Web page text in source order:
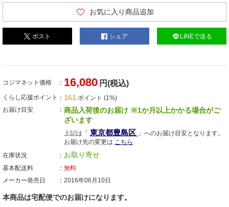
お気に入り商品追加
ポスト シェア LINEで送る
コジマネット価格 16,080 円(税込)
くらし応援ポイント 161 ポイント (1%)
お届け目安
商品入荷後のお届け ※1か月以上かかる場合がご
ざいます
上記は「 東京都豊島区 」へのお届け目安となります。
お届け先の変更は こちら
在庫状況
お取り寄せ
基本配送料
無料
メーカー発売日
2016年06月10日
本商品は宅配便でのお届けになります。